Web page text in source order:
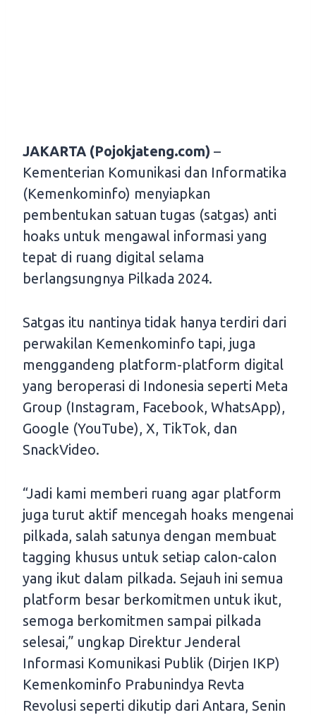
JAKARTA (Pojokjateng.com) –
Kementerian Komunikasi dan Informatika
(Kemenkominfo) menyiapkan
pembentukan satuan tugas (satgas) anti
hoaks untuk mengawal informasi yang
tepat di ruang digital selama
berlangsungnya Pilkada 2024.
Satgas itu nantinya tidak hanya terdiri dari
perwakilan Kemenkominfo tapi, juga
menggandeng platform-platform digital
yang beroperasi di Indonesia seperti Meta
Group (Instagram, Facebook, WhatsApp),
Google (YouTube), X, TikTok, dan
SnackVideo.
“Jadi kami memberi ruang agar platform
juga turut aktif mencegah hoaks mengenai
pilkada, salah satunya dengan membuat
tagging khusus untuk setiap calon-calon
yang ikut dalam pilkada. Sejauh ini semua
platform besar berkomitmen untuk ikut,
semoga berkomitmen sampai pilkada
selesai,” ungkap Direktur Jenderal
Informasi Komunikasi Publik (Dirjen IKP)
Kemenkominfo Prabunindya Revta
Revolusi seperti dikutip dari Antara, Senin